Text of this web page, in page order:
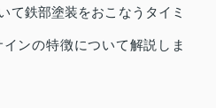
て鉄部塗装をおこなうタイミ
ンの特徴について解説しま